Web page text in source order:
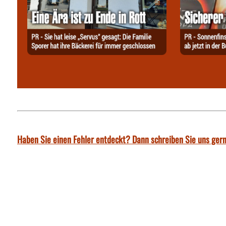
Haben Sie einen Fehler entdeckt? Dann schreiben Sie uns